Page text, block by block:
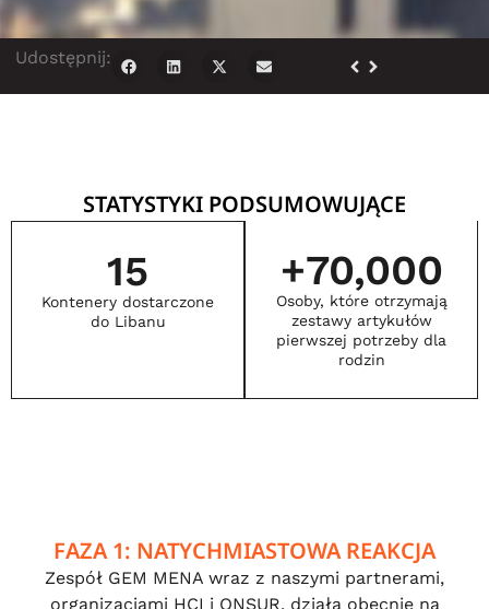
Udostępnij:
STATYSTYKI PODSUMOWUJĄCE
Kontenery dostarczone
do Libanu
15
Osoby, które otrzymają
zestawy artykułów
pierwszej potrzeby dla
rodzin
+70,000
FAZA 1: NATYCHMIASTOWA REAKCJA
Zespół GEM MENA wraz z naszymi partnerami,
organizacjami HCI i ONSUR, działa obecnie na